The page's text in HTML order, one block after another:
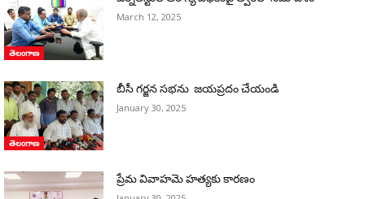
తెలంగాణ
March 12, 2025
తెలంగాణ
బీసీ గర్జన సభను జయప్రదం చేయండి
January 30, 2025
ప్రేమ వివాహమె హత్యకు కారణం